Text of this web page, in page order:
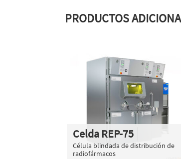
PRODUCTOS
Celda REP-75
Célula blindada de distribución de
radiofármacos